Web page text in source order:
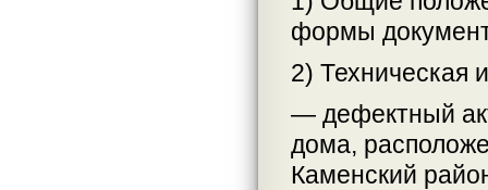
формы
2) Техническая
— дефектный
дома,
Каменский